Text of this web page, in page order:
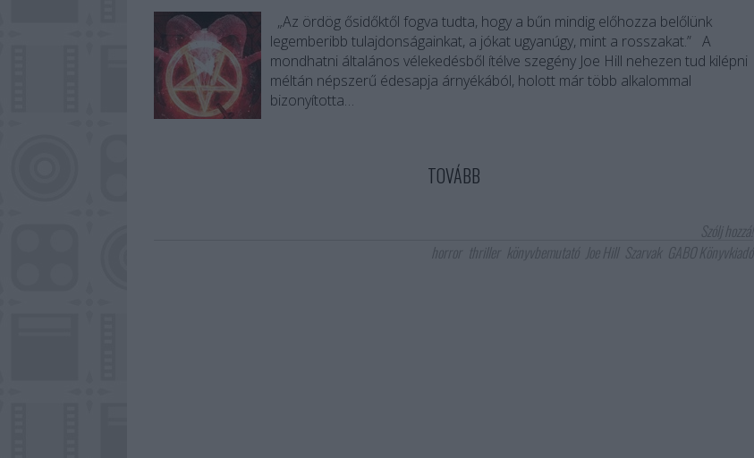
„Az ördög ősidőktől fogva tudta, hogy a bűn mindig előhozza belőlünk
legemberibb tulajdonságainkat, a jókat ugyanúgy, mint a rosszakat.” A
mondhatni általános vélekedésből ítélve szegény Joe Hill nehezen tud kilépni
méltán népszerű édesapja árnyékából, holott már több alkalommal
bizonyította…
TOVÁBB
Szólj hozzá!
horror thriller könyvbemutató Joe Hill Szarvak GABO Könyvkiadó